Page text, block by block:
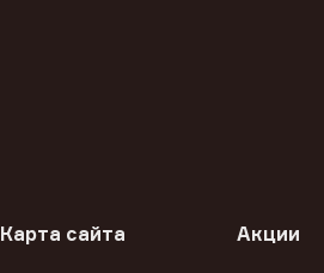
Карта сайта Акции